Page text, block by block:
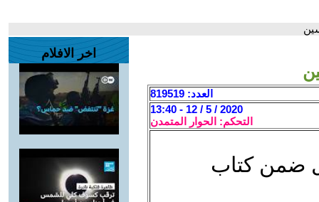
العدد: 819519
2020 / 5 / 12 - 13:40
التحكم: الحوار المتمدن
ضمن كتاب
اخر الافلام